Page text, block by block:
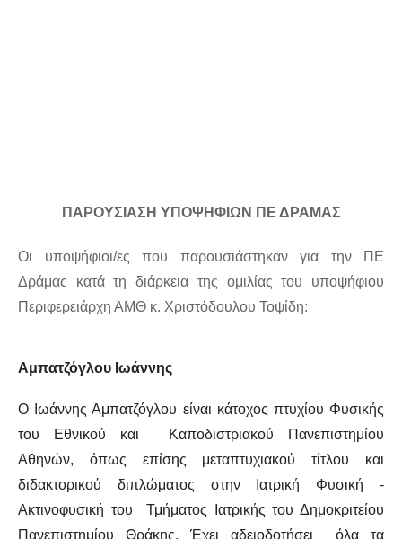
ΠΑΡΟΥΣΙΑΣΗ ΥΠΟΨΗΦΙΩΝ ΠΕ ΔΡΑΜΑΣ
Οι υποψήφιοι/ες που παρουσιάστηκαν για την ΠΕ
Δράμας κατά τη διάρκεια της ομιλίας του υποψήφιου
Περιφερειάρχη ΑΜΘ κ. Χριστόδουλου Τοψίδη:
Aμπατζόγλου Ιωάννης
Ο Ιωάννης Αμπατζόγλου είναι κάτοχος πτυχίου Φυσικής
του Εθνικού και Καποδιστριακού Πανεπιστημίου
Αθηνών, όπως επίσης μεταπτυχιακού τίτλου και
διδακτορικού διπλώματος στην Ιατρική Φυσική -
Ακτινοφυσική του Τμήματος Ιατρικής του Δημοκριτείου
Πανεπιστημίου Θράκης. Έχει αδειοδοτήσει όλα τα